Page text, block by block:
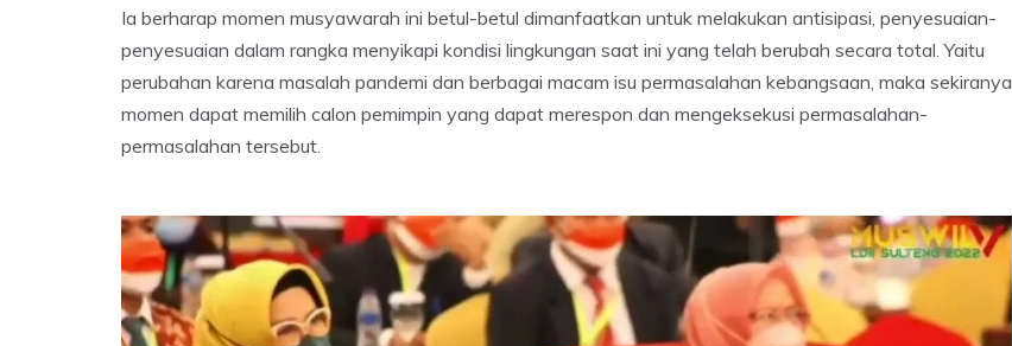
Ia berharap momen musyawarah ini betul-betul dimanfaatkan untuk melakukan antisipasi, penyesuaian-
penyesuaian dalam rangka menyikapi kondisi lingkungan saat ini yang telah berubah secara total. Yaitu
perubahan karena masalah pandemi dan berbagai macam isu permasalahan kebangsaan, maka sekiranya
momen dapat memilih calon pemimpin yang dapat merespon dan mengeksekusi permasalahan-
permasalahan tersebut.